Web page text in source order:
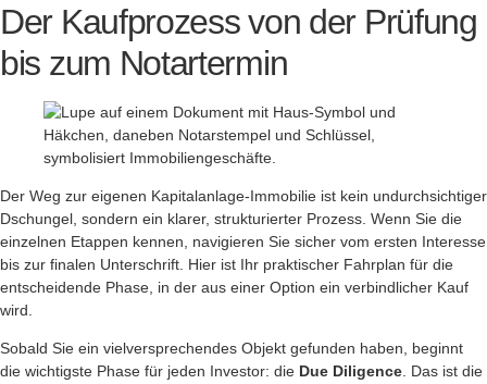
Der Kaufprozess von der Prüfung
bis zum Notartermin
Der Weg zur eigenen Kapitalanlage-Immobilie ist kein undurchsichtiger
Dschungel, sondern ein klarer, strukturierter Prozess. Wenn Sie die
einzelnen Etappen kennen, navigieren Sie sicher vom ersten Interesse
bis zur finalen Unterschrift. Hier ist Ihr praktischer Fahrplan für die
entscheidende Phase, in der aus einer Option ein verbindlicher Kauf
wird.
Sobald Sie ein vielversprechendes Objekt gefunden haben, beginnt
die wichtigste Phase für jeden Investor: die Due Diligence. Das ist die